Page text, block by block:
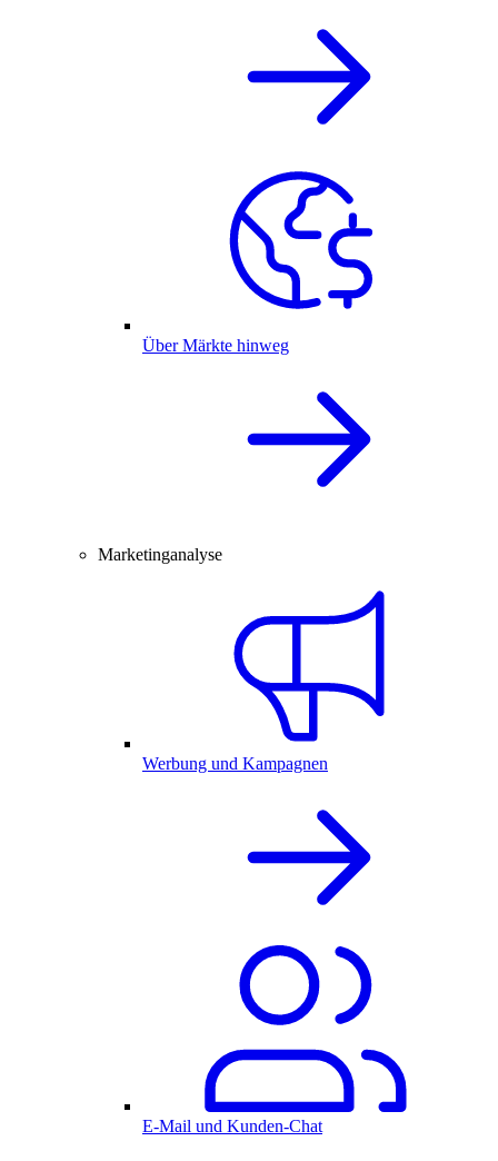
Über Märkte hinweg
Marketinganalyse
Werbung und Kampagnen
E-Mail und Kunden-Chat